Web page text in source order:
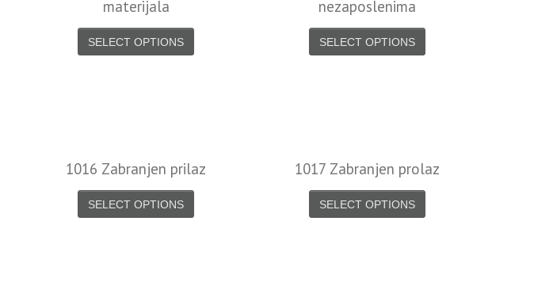
materijala
SELECT OPTIONS
nezaposlenima
SELECT OPTIONS
1016 Zabranjen prilaz
SELECT OPTIONS
1017 Zabranjen prolaz
SELECT OPTIONS